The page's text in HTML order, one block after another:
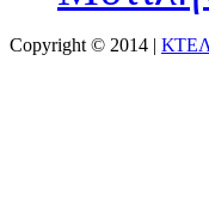
Copyright © 2014 |